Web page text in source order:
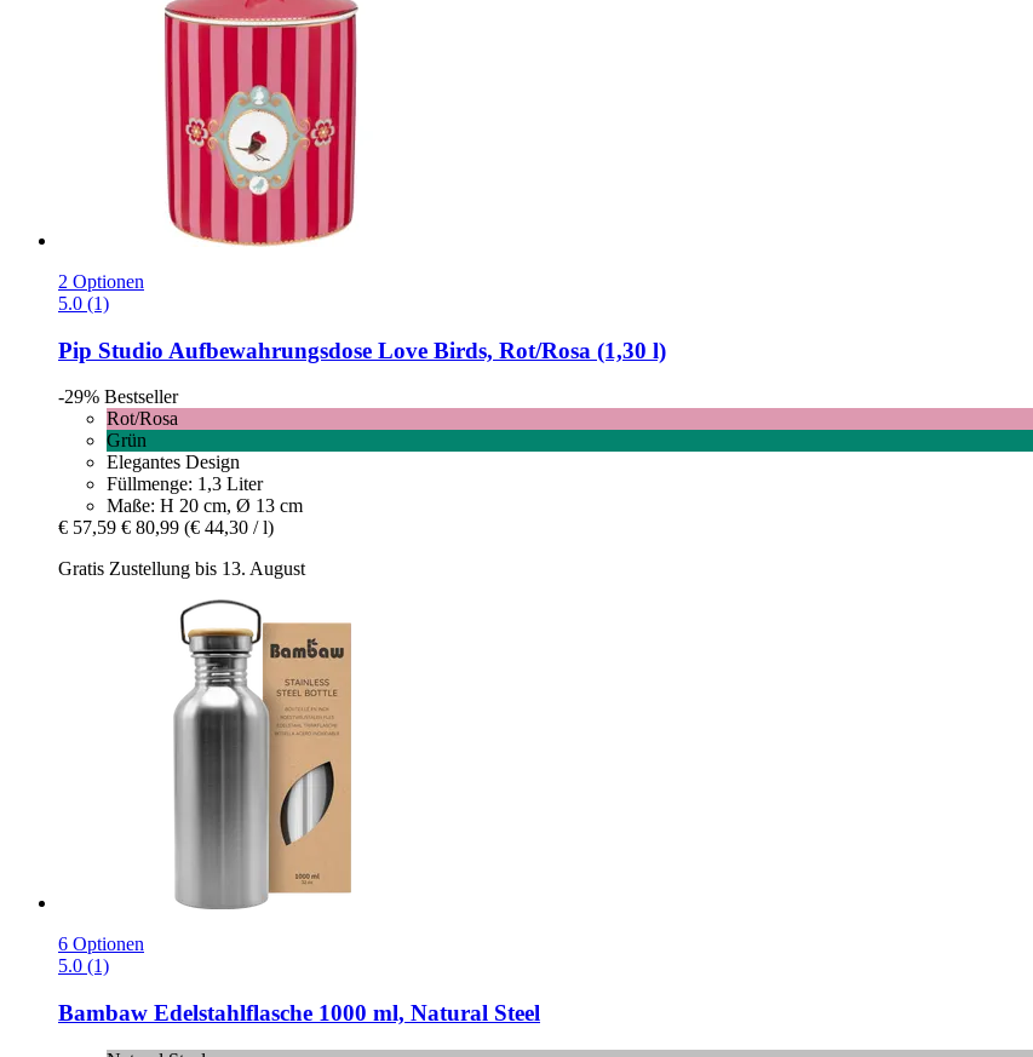
2 Optionen
5.0 (1)
Pip Studio Aufbewahrungsdose Love Birds, Rot/Rosa (1,30 l)
-29% Bestseller
Rot/Rosa
Grün
Elegantes Design
Füllmenge: 1,3 Liter
Maße: H 20 cm, Ø 13 cm
€ 57,59 € 80,99 (€ 44,30 / l)
Gratis Zustellung bis 13. August
6 Optionen
5.0 (1)
Bambaw Edelstahlflasche 1000 ml, Natural Steel